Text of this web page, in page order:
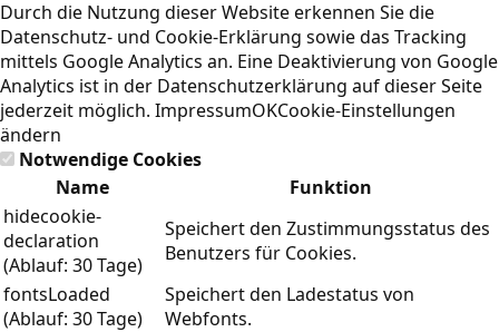
Durch die Nutzung dieser Website erkennen Sie die
Datenschutz- und Cookie-Erklärung sowie das Tracking
mittels Google Analytics an. Eine Deaktivierung von Google
Analytics ist in der Datenschutzerklärung auf dieser Seite
jederzeit möglich. ImpressumOKCookie-Einstellungen
ändern
Notwendige Cookies
Name
Funktion
hidecookie-
declaration
(Ablauf: 30 Tage)
Speichert den Zustimmungsstatus des
Benutzers für Cookies.
fontsLoaded
(Ablauf: 30 Tage)
Speichert den Ladestatus von
Webfonts.